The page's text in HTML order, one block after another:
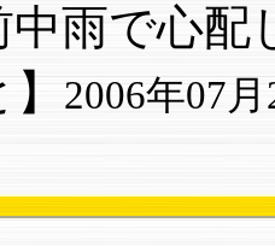
中雨で心配
2006年07